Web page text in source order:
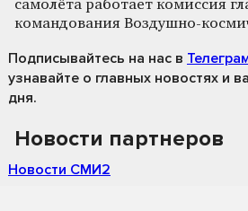
самолёта работает комиссия
командования Воздушно-
Подписывайтесь на нас в
узнавайте о главных новостях и
дня.
Новости партнеров
Новости СМИ2